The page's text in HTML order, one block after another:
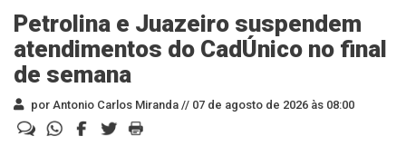
Petrolina e Juazeiro suspendem
atendimentos do CadÚnico no final
de semana
por Antonio Carlos Miranda // 07 de agosto de 2026 às 08:00